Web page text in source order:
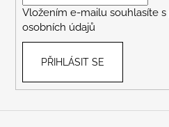
l
y
Vložením e-mailu souhlasíte s
osobních údajů
PŘIHLÁSIT SE